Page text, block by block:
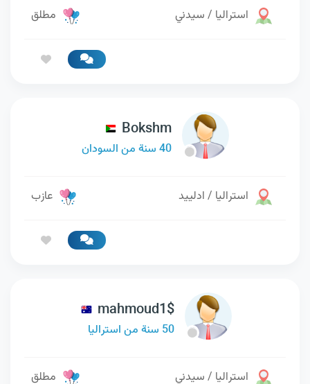
استراليا / سيدني مطلق
Bokshm
40 سنة من السودان
استراليا / ادلييد عازب
mahmoud1$
50 سنة من استراليا
استراليا / سيدني مطلق